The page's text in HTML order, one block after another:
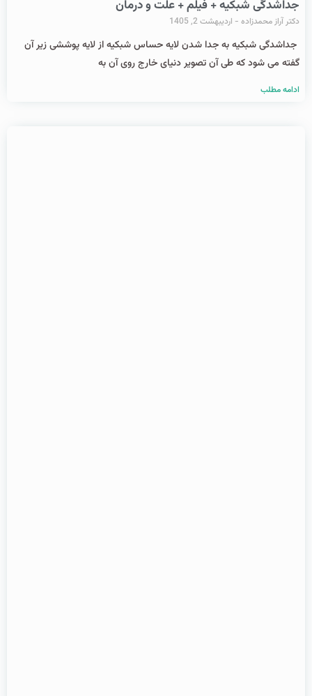
جداشدگی شبکیه + فیلم + علت و درمان
دکتر آراز محمدزاده اردیبهشت 2, 1405
جداشدگی شبکیه به جدا شدن لایه حساس شبکیه از لایه پوششی زیر آن
گفته می شود که طی آن تصویر دنیای خارج روی آن به
ادامه مطلب